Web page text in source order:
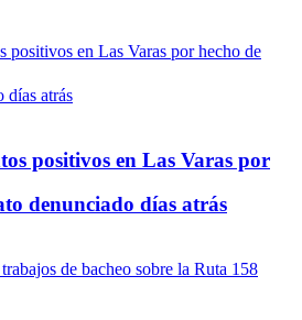
positivos en Las Varas por
denunciado días atrás